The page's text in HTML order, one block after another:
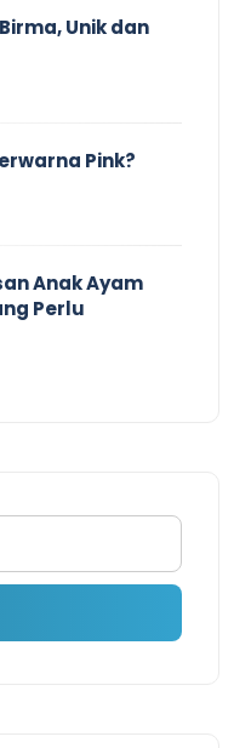
Unik dan
Pink?
Anak Ayam
Perlu